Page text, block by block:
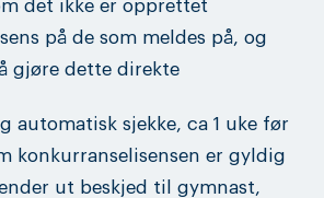
det ikke er opprettet
på de som meldes på, og
gjøre dette direkte
automatisk sjekke, ca 1 uke før
konkurranselisensen er gyldig
ut beskjed til gymnast,